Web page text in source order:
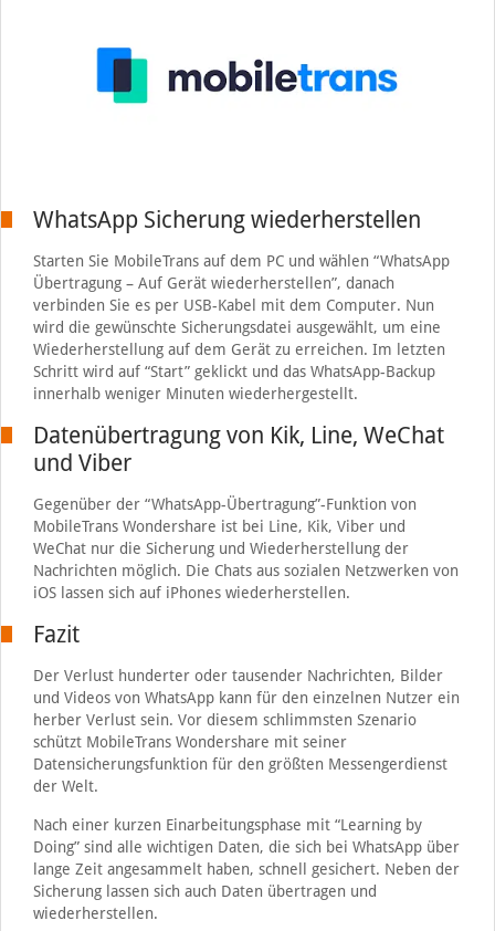
WhatsApp Sicherung wiederherstellen
Starten Sie MobileTrans auf dem PC und wählen “WhatsApp
Übertragung – Auf Gerät wiederherstellen”, danach
verbinden Sie es per USB-Kabel mit dem Computer. Nun
wird die gewünschte Sicherungsdatei ausgewählt, um eine
Wiederherstellung auf dem Gerät zu erreichen. Im letzten
Schritt wird auf “Start” geklickt und das WhatsApp-Backup
innerhalb weniger Minuten wiederhergestellt.
Datenübertragung von Kik, Line, WeChat
und Viber
Gegenüber der “WhatsApp-Übertragung”-Funktion von
MobileTrans Wondershare ist bei Line, Kik, Viber und
WeChat nur die Sicherung und Wiederherstellung der
Nachrichten möglich. Die Chats aus sozialen Netzwerken von
iOS lassen sich auf iPhones wiederherstellen.
Fazit
Der Verlust hunderter oder tausender Nachrichten, Bilder
und Videos von WhatsApp kann für den einzelnen Nutzer ein
herber Verlust sein. Vor diesem schlimmsten Szenario
schützt MobileTrans Wondershare mit seiner
Datensicherungsfunktion für den größten Messengerdienst
der Welt.
Nach einer kurzen Einarbeitungsphase mit “Learning by
Doing” sind alle wichtigen Daten, die sich bei WhatsApp über
lange Zeit angesammelt haben, schnell gesichert. Neben der
Sicherung lassen sich auch Daten übertragen und
wiederherstellen.